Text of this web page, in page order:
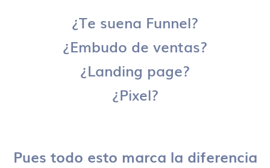
¿Te suena Funnel?
¿Embudo de ventas?
¿Landing page?
¿Pixel?
Pues todo esto marca la diferencia